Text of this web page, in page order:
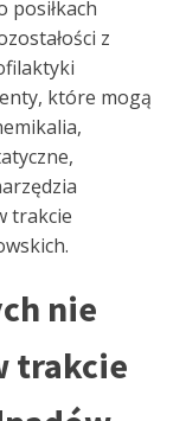
posiłkach
z
które mogą
trakcie
nie
trakcie